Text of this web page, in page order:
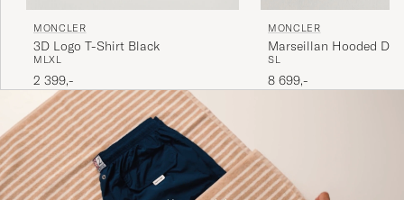
MONCLER
3D Logo T-Shirt Black
M LXL
2 399,-
MONCLER
Marseillan Hooded
Black
SL
8 699,-